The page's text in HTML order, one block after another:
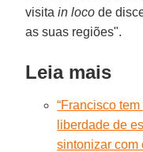
visita in loco de
as suas regiões".
Leia mais
“Francisco
liberdade de
sintonizar com